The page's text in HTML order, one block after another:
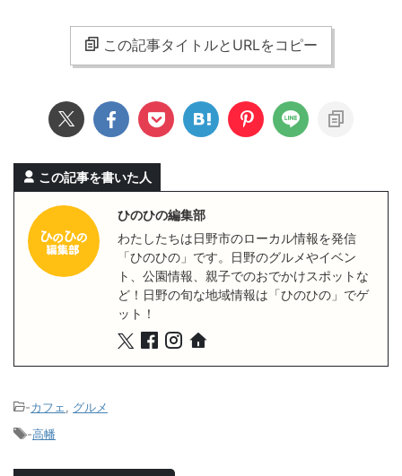
この記事タイトルとURLをコピー
この記事を書いた人
ひのひの編集部
わたしたちは日野市のローカル情報を発信
「ひのひの」です。日野のグルメやイベン
ト、公園情報、親子でのおでかけスポットな
ど！日野の旬な地域情報は「ひのひの」でゲ
ット！
-カフェ
グルメ
-高幡